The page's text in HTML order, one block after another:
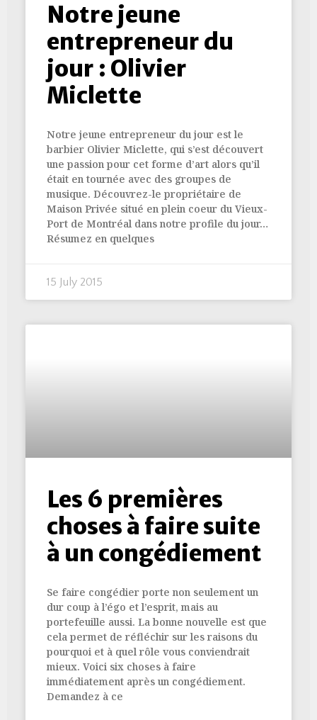
Notre jeune
entrepreneur du
jour : Olivier
Miclette
Notre jeune entrepreneur du jour est le
barbier Olivier Miclette, qui s’est découvert
une passion pour cet forme d’art alors qu’il
était en tournée avec des groupes de
musique. Découvrez-le propriétaire de
Maison Privée situé en plein coeur du Vieux-
Port de Montréal dans notre profile du jour…
Résumez en quelques
15 July 2015
Les 6 premières
choses à faire suite
à un congédiement
Se faire congédier porte non seulement un
dur coup à l’égo et l’esprit, mais au
portefeuille aussi. La bonne nouvelle est que
cela permet de réfléchir sur les raisons du
pourquoi et à quel rôle vous conviendrait
mieux. Voici six choses à faire
immédiatement après un congédiement.
Demandez à ce